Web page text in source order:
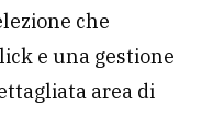
che
e una gestione
area di